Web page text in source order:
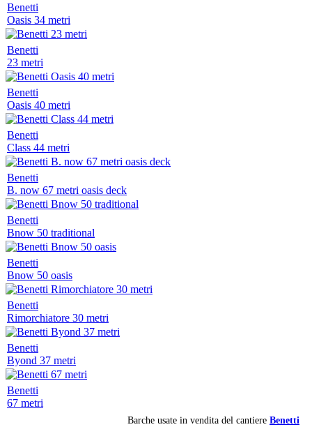
Benetti
Oasis 34 metri
Benetti
23 metri
Benetti
Oasis 40 metri
Benetti
Class 44 metri
Benetti
B. now 67 metri oasis deck
Benetti
Bnow 50 traditional
Benetti
Bnow 50 oasis
Benetti
Rimorchiatore 30 metri
Benetti
Byond 37 metri
Benetti
67 metri
Barche usate in vendita del cantiere Benetti